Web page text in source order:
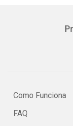
Como Funciona
FAQ